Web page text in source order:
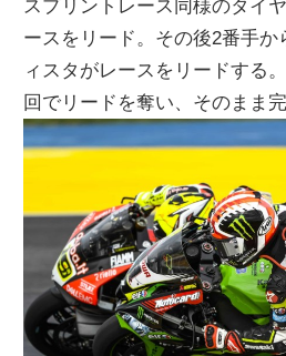
スプリントレース同様のタイ
ースをリード。その後2番手
ィスタがレースをリードする
回でリードを奪い、そのまま